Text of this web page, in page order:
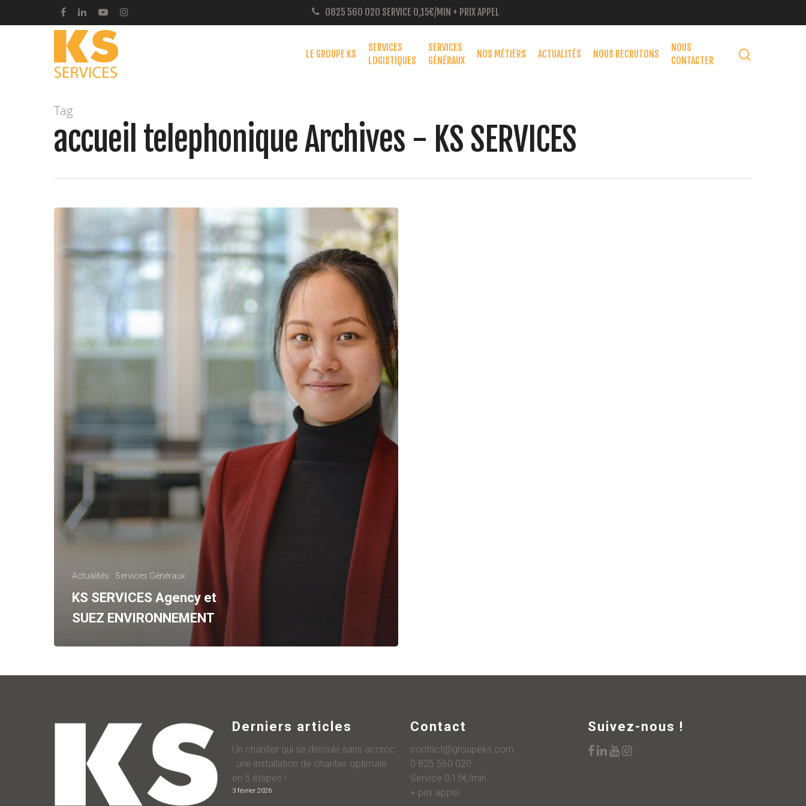
0825 560 020 SERVICE 0,15€/MIN + PRIX APPEL
LE GROUPE KS
SERVICES
LOGISTIQUES
SERVICES
GÉNÉRAUX
NOS MÉTIERS ACTUALITÉS NOUS RECRUTONS
NOUS
CONTACTER
Tag
accueil telephonique Archives - KS SERVICES
Actualités Services Généraux
KS SERVICES Agency et
SUEZ ENVIRONNEMENT
Derniers articles
Un chantier qui se déroule sans accroc
: une installation de chantier optimale
en 5 étapes !
3 février 2026
Contact
contact@groupeks.com
0 825 560 020
Service 0,15€/min
+ prix appel
Suivez-nous !